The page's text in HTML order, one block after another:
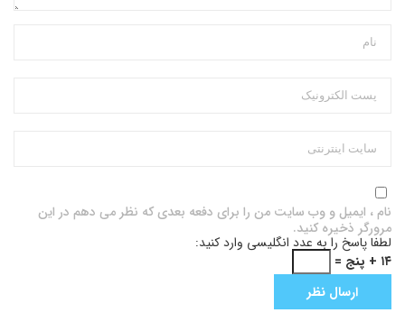
نام ، ایمیل و وب سایت من را برای دفعه بعدی که نظر می دهم در این
مرورگر ذخیره کنید.
لطفا پاسخ را به عدد انگلیسی وارد کنید:
۱۴ + پنج =